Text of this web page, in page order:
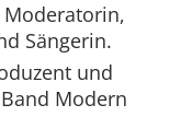
Moderatorin,
Sängerin.
und
Modern